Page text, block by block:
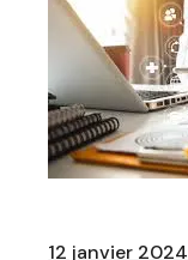
12 janvier 2024